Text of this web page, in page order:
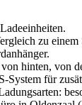
zu einem
hinten, von
System für